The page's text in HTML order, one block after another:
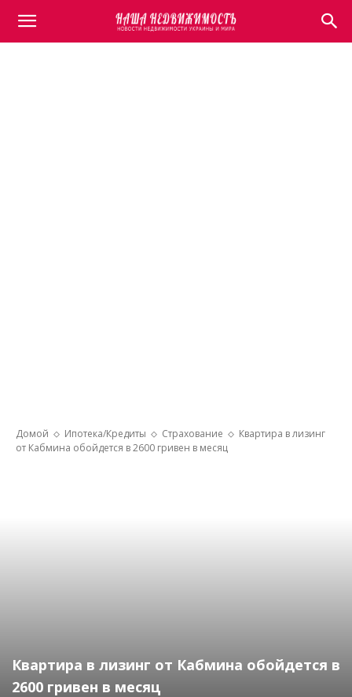
Домой Ипотека/Кредиты Страхование
Квартира в лизинг
от Кабмина обойдется в 2600 гривен в месяц
Квартира в лизинг от Кабмина обойдется в
2600 гривен в месяц